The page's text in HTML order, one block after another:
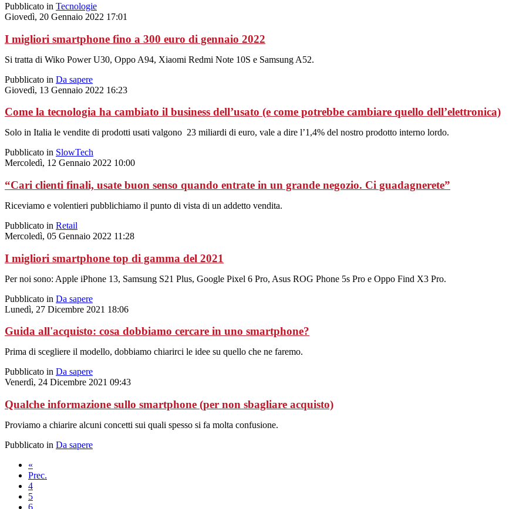
Pubblicato in Tecnologie
Giovedì, 20 Gennaio 2022 17:01
I migliori smartphone fino a 300 euro di gennaio 2022
Si tratta di Wiko Power U30, Oppo A94, Xiaomi Redmi Note 10S e Samsung A52.
Pubblicato in Da sapere
Giovedì, 13 Gennaio 2022 16:23
Come la tecnologia ha cambiato il business dell’usato (e come potrebbe cambiare quello dell’elettronica)
Solo in Italia le vendite di prodotti usati valgono 23 miliardi di euro, vale a dire l’1,4% del nostro prodotto interno lordo.
Pubblicato in SlowTech
Mercoledì, 12 Gennaio 2022 10:00
“Cari clienti finali, usate buon senso quando entrate in un grande negozio. Ci guadagnerete”
Riceviamo e volentieri pubblichiamo il punto di vista di un addetto vendita.
Pubblicato in Retail
Mercoledì, 05 Gennaio 2022 11:28
I migliori smartphone top di gamma del 2021
Per noi sono: Apple iPhone 13, Samsung S21 Plus, Google Pixel 6 Pro, Asus ROG Phone 5s Pro e Oppo Find X3 Pro.
Pubblicato in Da sapere
Lunedì, 27 Dicembre 2021 18:06
Guida all'acquisto: cosa dobbiamo cercare in uno smartphone?
Prima di scegliere il modello, dobbiamo chiarirci le idee su quello che ne faremo.
Pubblicato in Da sapere
Venerdì, 24 Dicembre 2021 09:43
Qualche informazione sullo smartphone (per non sbagliare acquisto)
Proviamo a chiarire alcuni concetti sui quali spesso si fa molta confusione.
Pubblicato in Da sapere
«
Prec.
4
5